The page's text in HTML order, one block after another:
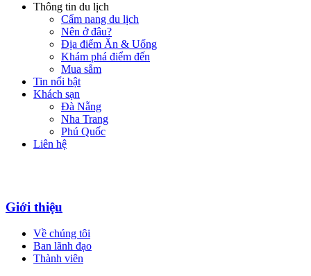
Thông tin du lịch
Cẩm nang du lịch
Nên ở đâu?
Địa điểm Ăn & Uống
Khám phá điểm đến
Mua sắm
Tin nổi bật
Khách sạn
Đà Nẵng
Nha Trang
Phú Quốc
Liên hệ
Giới thiệu
Về chúng tôi
Ban lãnh đạo
Thành viên